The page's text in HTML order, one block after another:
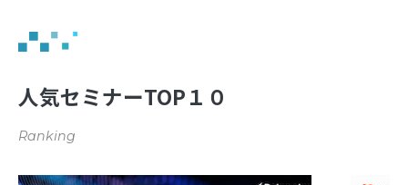
人気セミナーTOP１０
Ranking